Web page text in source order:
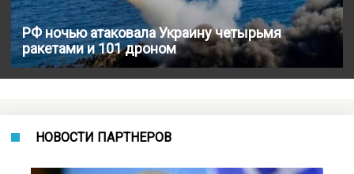
РФ ночью атаковала Украину четырьмя
ракетами и 101 дроном
НОВОСТИ ПАРТНЕРОВ